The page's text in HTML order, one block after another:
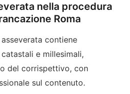
nella procedura
Roma
contiene
e millesimali,
del corrispettivo, con
sul contenuto.